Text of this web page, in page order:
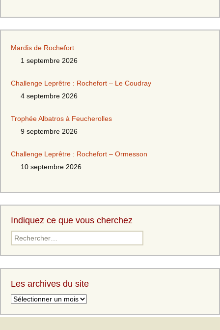
Mardis de Rochefort
1 septembre 2026
Challenge Leprêtre : Rochefort – Le Coudray
4 septembre 2026
Trophée Albatros à Feucherolles
9 septembre 2026
Challenge Leprêtre : Rochefort – Ormesson
10 septembre 2026
Indiquez ce que vous cherchez
Rechercher :
Les archives du site
Les
du